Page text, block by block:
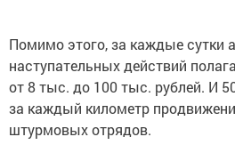
наступательных действий
от 8 тыс. до 100 тыс. рублей. И
за каждый километр
штурмовых отрядов.